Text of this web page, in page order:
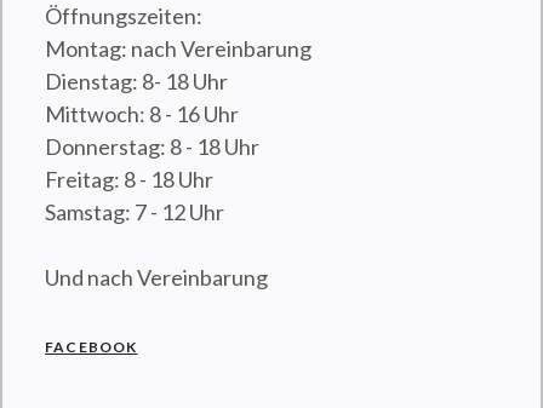
Öffnungszeiten:
Montag: nach Vereinbarung
Dienstag: 8- 18 Uhr
Mittwoch: 8 - 16 Uhr
Donnerstag: 8 - 18 Uhr
Freitag: 8 - 18 Uhr
Samstag: 7 - 12 Uhr
Und nach Vereinbarung
FACEBOOK